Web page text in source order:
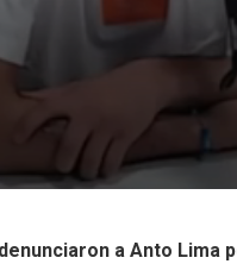
a Anto Lima